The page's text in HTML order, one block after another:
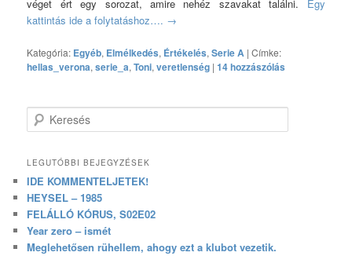
véget ért egy sorozat, amire nehéz szavakat találni. Egy
kattintás ide a folytatáshoz…. →
Kategória: Egyéb, Elmélkedés, Értékelés,Serie A |Címke:
hellas_verona,serie_a,Toni,veretlenség |14 hozzászólás
Keresés
LEGUTÓBBI BEJEGYZÉSEK
IDE KOMMENTELJETEK!
HEYSEL – 1985
FELÁLLÓ KÓRUS, S02E02
Year zero – ismét
Meglehetősen rühellem, ahogy ezt a klubot vezetik.